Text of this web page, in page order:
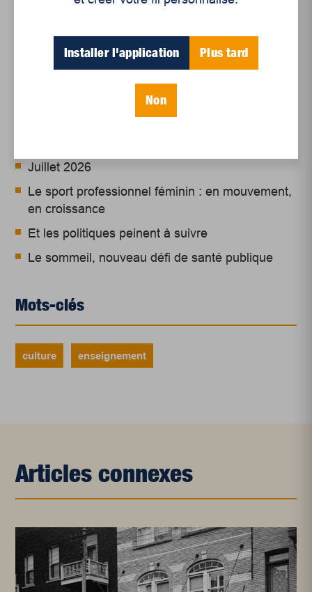
Juillet 2026
Le sport professionnel féminin : en mouvement,
en croissance
Et les politiques peinent à suivre
Le sommeil, nouveau défi de santé publique
Mots-clés
culture enseignement
Articles connexes
Installer l'application Plus tard
Non